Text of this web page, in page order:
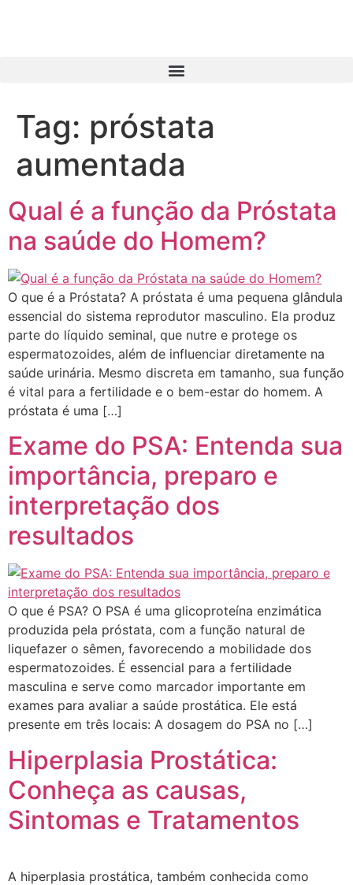
Tag: próstata
aumentada
Qual é a função da Próstata
na saúde do Homem?
O que é a Próstata? A próstata é uma pequena glândula
essencial do sistema reprodutor masculino. Ela produz
parte do líquido seminal, que nutre e protege os
espermatozoides, além de influenciar diretamente na
saúde urinária. Mesmo discreta em tamanho, sua função
é vital para a fertilidade e o bem-estar do homem. A
próstata é uma […]
Exame do PSA: Entenda sua
importância, preparo e
interpretação dos
resultados
O que é PSA? O PSA é uma glicoproteína enzimática
produzida pela próstata, com a função natural de
liquefazer o sêmen, favorecendo a mobilidade dos
espermatozoides. É essencial para a fertilidade
masculina e serve como marcador importante em
exames para avaliar a saúde prostática. Ele está
presente em três locais: A dosagem do PSA no […]
Hiperplasia Prostática:
Conheça as causas,
Sintomas e Tratamentos
A hiperplasia prostática, também conhecida como